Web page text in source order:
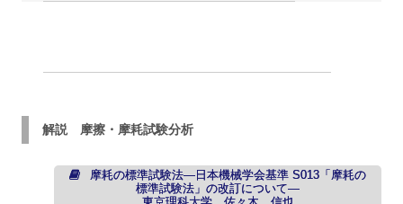
解説 摩擦・摩耗試験分析
摩耗の標準試験法―日本機械学会基準 S013「摩耗の
標準試験法」の改訂について―